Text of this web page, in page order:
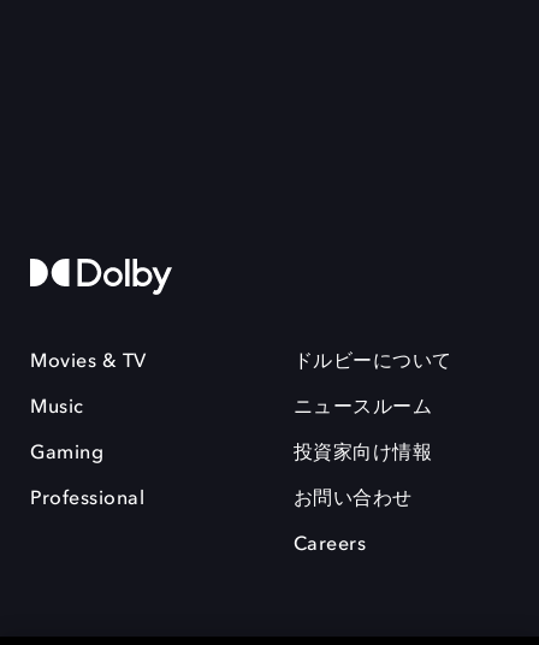
Movies & TV
Music
Gaming
Professional
ドルビーについて
ニュースルーム
投資家向け情報
お問い合わせ
Careers